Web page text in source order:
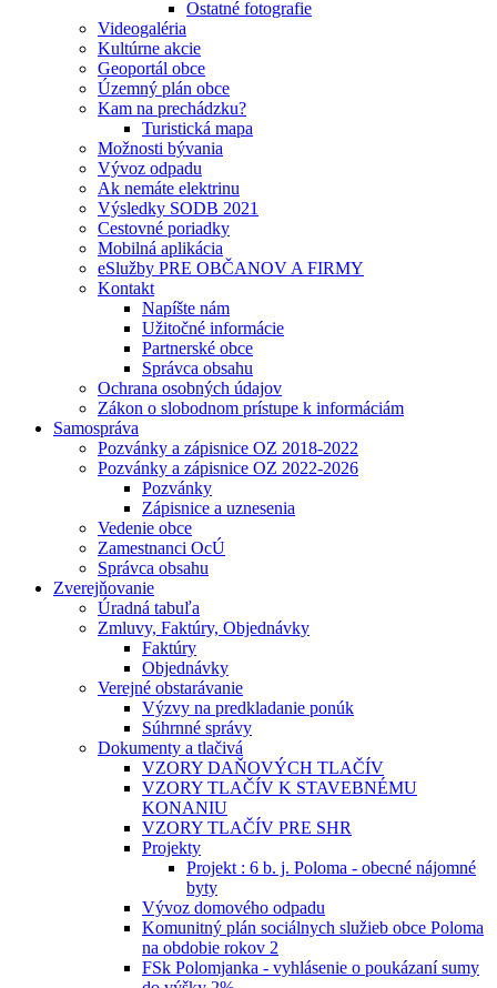
Ostatné fotografie
Videogaléria
Kultúrne akcie
Geoportál obce
Územný plán obce
Kam na prechádzku?
Turistická mapa
Možnosti bývania
Vývoz odpadu
Ak nemáte elektrinu
Výsledky SODB 2021
Cestovné poriadky
Mobilná aplikácia
eSlužby PRE OBČANOV A FIRMY
Kontakt
Napíšte nám
Užitočné informácie
Partnerské obce
Správca obsahu
Ochrana osobných údajov
Zákon o slobodnom prístupe k informáciám
Samospráva
Pozvánky a zápisnice OZ 2018-2022
Pozvánky a zápisnice OZ 2022-2026
Pozvánky
Zápisnice a uznesenia
Vedenie obce
Zamestnanci OcÚ
Správca obsahu
Zverejňovanie
Úradná tabuľa
Zmluvy, Faktúry, Objednávky
Faktúry
Objednávky
Verejné obstarávanie
Výzvy na predkladanie ponúk
Súhrnné správy
Dokumenty a tlačivá
VZORY DAŇOVÝCH TLAČÍV
VZORY TLAČÍV K STAVEBNÉMU
KONANIU
VZORY TLAČÍV PRE SHR
Projekty
Projekt : 6 b. j. Poloma - obecné nájomné
byty
Vývoz domového odpadu
Komunitný plán sociálnych služieb obce Poloma
na obdobie rokov 2
FSk Polomjanka - vyhlásenie o poukázaní sumy